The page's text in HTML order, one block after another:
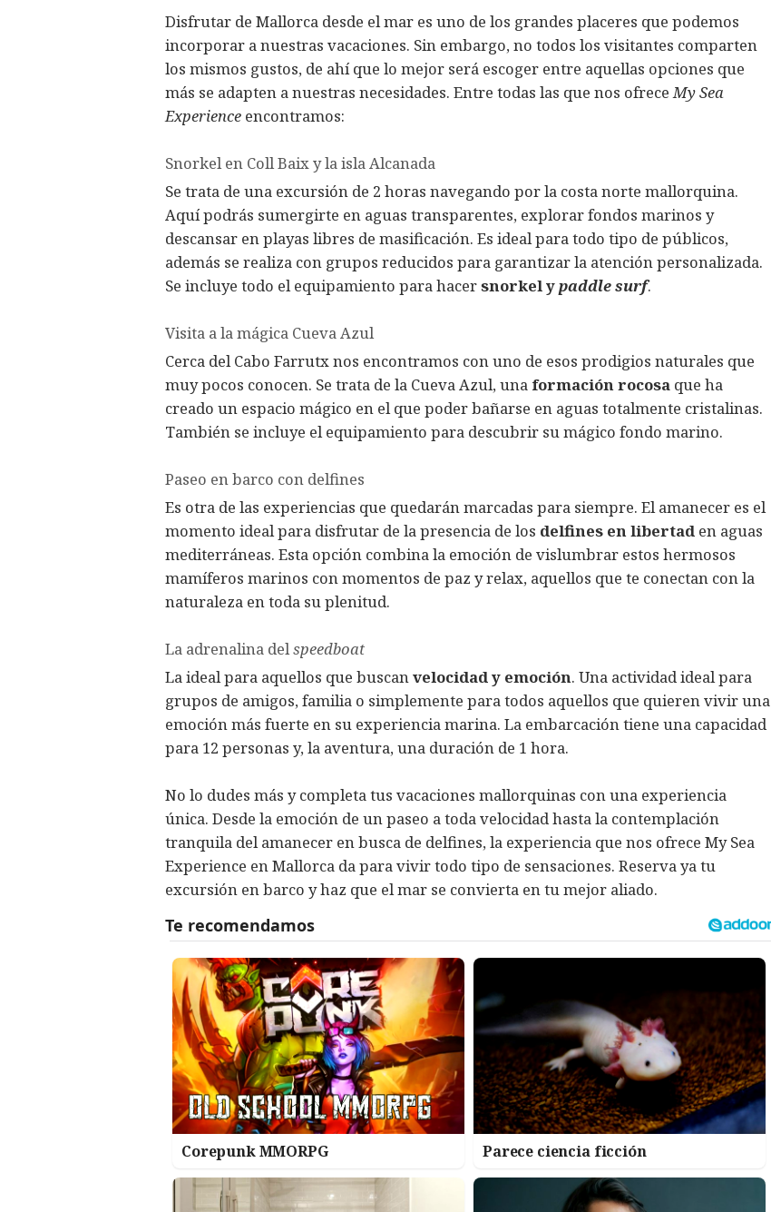
Disfrutar de Mallorca desde el mar es uno de los grandes placeres que podemos
incorporar a nuestras vacaciones. Sin embargo, no todos los visitantes comparten
los mismos gustos, de ahí que lo mejor será escoger entre aquellas opciones que
más se adapten a nuestras necesidades. Entre todas las que nos ofreceMy Sea
Experience encontramos:
Snorkel en Coll Baix y la isla Alcanada
Se trata de una excursión de 2 horas navegando por la costa norte mallorquina.
Aquí podrás sumergirte en aguas transparentes, explorar fondos marinos y
descansar en playas libres de masificación. Es ideal para todo tipo de públicos,
además se realiza con grupos reducidos para garantizar la atención personalizada.
Se incluye todo el equipamiento para hacersnorkel ypaddle surf.
Visita a la mágica Cueva Azul
Cerca del Cabo Farrutx nos encontramos con uno de esos prodigios naturales que
muy pocos conocen. Se trata de la Cueva Azul, una formación rocosa que ha
creado un espacio mágico en el que poder bañarse en aguas totalmente cristalinas.
También se incluye el equipamiento para descubrir su mágico fondo marino.
Paseo en barco con delfines
Es otra de las experiencias que quedarán marcadas para siempre. El amanecer es el
momento ideal para disfrutar de la presencia de los delfines en libertad en aguas
mediterráneas. Esta opción combina la emoción de vislumbrar estos hermosos
mamíferos marinos con momentos de paz y relax, aquellos que te conectan con la
naturaleza en toda su plenitud.
La adrenalina delspeedboat
La ideal para aquellos que buscanvelocidad y emoción. Una actividad ideal para
grupos de amigos, familia o simplemente para todos aquellos que quieren vivir una
emoción más fuerte en su experiencia marina. La embarcación tiene una capacidad
para 12 personas y, la aventura, una duración de 1 hora.
No lo dudes más y completa tus vacaciones mallorquinas con una experiencia
única. Desde la emoción de un paseo a toda velocidad hasta la contemplación
tranquila del amanecer en busca de delfines, la experiencia que nos ofrece My Sea
Experience en Mallorca da para vivir todo tipo de sensaciones. Reserva ya tu
excursión en barco y haz que el mar se convierta en tu mejor aliado.
Corepunk MMORPG Parece ciencia ficción